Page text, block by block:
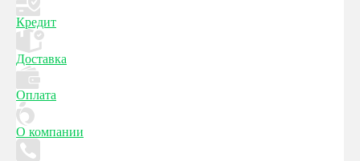
Кредит
Доставка
Оплата
О компании